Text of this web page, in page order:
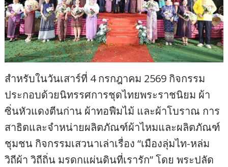
สำหรับในวันเสาร์ที่ 4 กรกฎาคม 2569 กิจกรรม
ประกอบด้วยนิทรรศการชุดไทยพระราชนิยม ผ้า
ซิ่นหัวแดงตีนก่าน ผ้าทอฟืมไม้ และผ้าโบราณ การ
สาธิตและจำหน่ายผลิตภัณฑ์ผ้าไหมและผลิตภัณฑ์
ชุมชน กิจกรรมเสวนาเล่าเรื่อง “เมืองลุ่มไท-หล่ม
วิถีผ้า วิถีถิ่น มรดกแผ่นดินที่เรารัก” โดย พระปลัด